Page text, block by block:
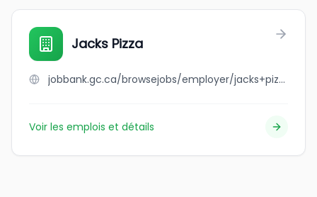
Jacks Pizza
jobbank.gc.ca/browsejobs/employer/jacks+pizza/ca
Voir les emplois et détails